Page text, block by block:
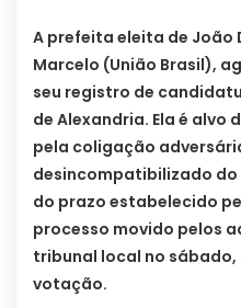
A prefeita eleita de João
Marcelo (União Brasil),
seu registro de
de Alexandria. Ela é alvo
pela coligação
desincompatibilizado
do prazo estabelecido
processo movido pelos
tribunal local no sábado,
votação.